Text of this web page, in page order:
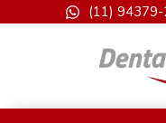
(11)